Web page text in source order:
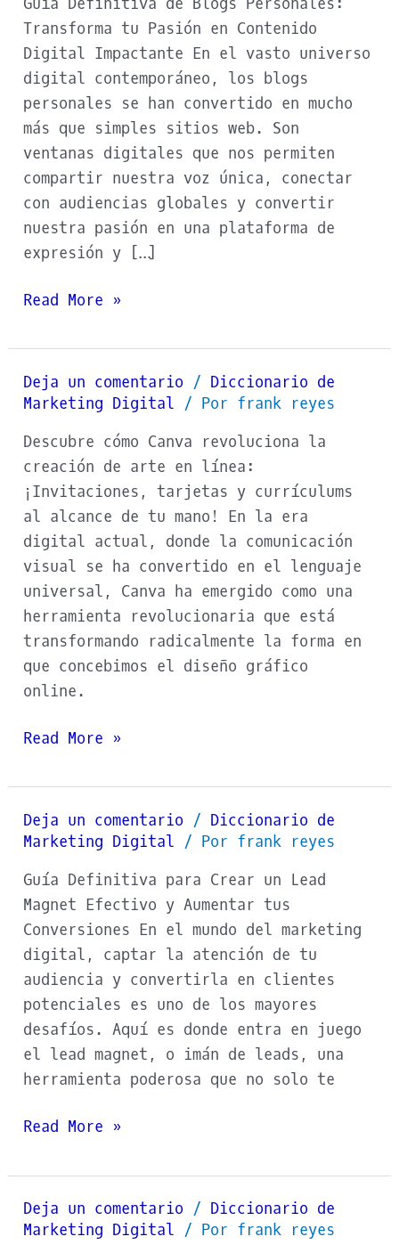
Transforma tu Pasión en Contenido
Digital Impactante En el vasto universo
digital contemporáneo, los blogs
personales se han convertido en mucho
más que simples sitios web. Son
ventanas digitales que nos permiten
compartir nuestra voz única, conectar
con audiencias globales y convertir
nuestra pasión en una plataforma de
expresión y […]
Read More »
Deja un comentario / Diccionario de
Marketing Digital / Por frank reyes
Descubre cómo Canva revoluciona la
creación de arte en línea:
¡Invitaciones, tarjetas y currículums
al alcance de tu mano! En la era
digital actual, donde la comunicación
visual se ha convertido en el lenguaje
universal, Canva ha emergido como una
herramienta revolucionaria que está
transformando radicalmente la forma en
que concebimos el diseño gráfico
online.
Canva
App
Read More »
Deja un comentario / Diccionario de
Marketing Digital / Por frank reyes
Guía Definitiva para Crear un Lead
Magnet Efectivo y Aumentar tus
Conversiones En el mundo del marketing
digital, captar la atención de tu
audiencia y convertirla en clientes
potenciales es uno de los mayores
desafíos. Aquí es donde entra en juego
el lead magnet, o imán de leads, una
herramienta poderosa que no solo te
Lead
Magnet
Read More »
Deja un comentario / Diccionario de
Marketing Digital / Por frank reyes
SMTP